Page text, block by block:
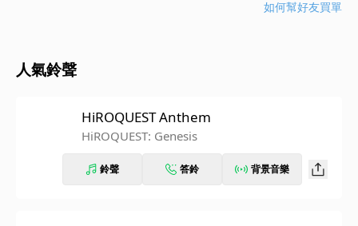
如何幫好友買單
人氣鈴聲
HiROQUEST Anthem
HiROQUEST: Genesis
鈴聲 答鈴 背景音樂